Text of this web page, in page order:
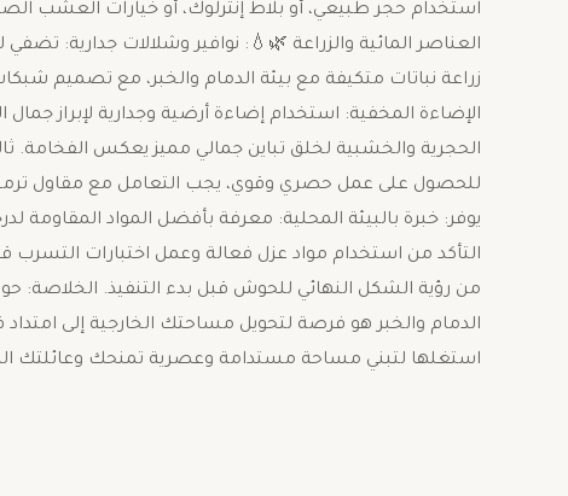
استخدام حجر طبيعي، أو بلاط إنترلوك، أو خيارات العشب
العناصر المائية والزراعة 🌿💧: ​نوافير وشلالات جدارية:
زراعة نباتات متكيفة مع بيئة الدمام والخبر، مع تصميم
الإضاءة المخفية: استخدام إضاءة أرضية وجدارية لإبراز
الحجرية والخشبية لخلق تباين جمالي مميز يعكس الفخامة.
للحصول على عمل حصري وقوي، يجب التعامل مع مقاول
يوفر: ​خبرة بالبيئة المحلية: معرفة بأفضل المواد المقاومة
من رؤية الشكل النهائي للحوش قبل بدء التنفيذ. ​الخلاصة:
الدمام والخبر هو فرصة لتحويل مساحتك الخارجية إلى
استغلها لتبني مساحة مستدامة وعصرية تمنحك وعائلتك